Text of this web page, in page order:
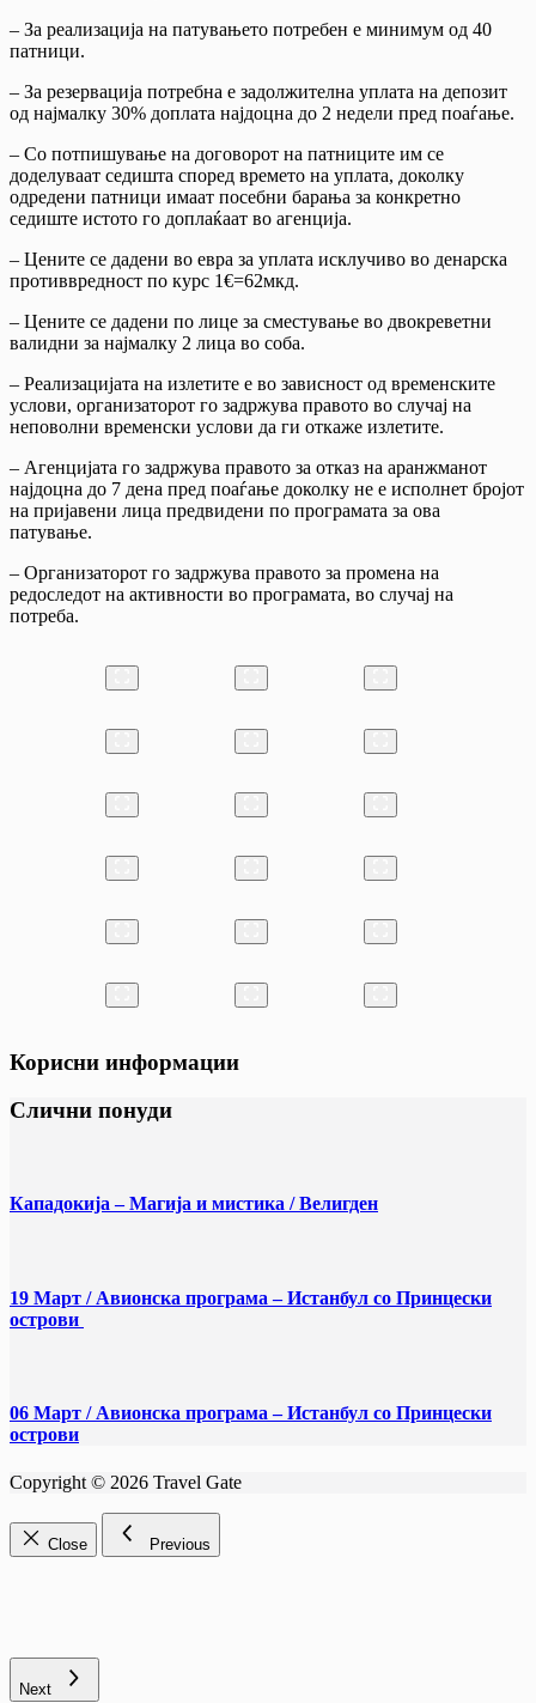
– За реализација на патувањето потребен е минимум од 40
патници.
– За резервација потребна е задолжителна уплата на депозит
од најмалку 30% доплата најдоцна до 2 недели пред поаѓање.
– Со потпишување на договорот на патниците им се
доделуваат седишта според времето на уплата, доколку
одредени патници имаат посебни барања за конкретно
седиште истото го доплаќаат во агенција.
– Цените се дадени во евра за уплата исклучиво во денарска
противвредност по курс 1€=62мкд.
– Цените се дадени по лице за сместување во двокреветни
валидни за најмалку 2 лица во соба.
– Реализацијата на излетите е во зависност од временските
услови, организаторот го задржува правото во случај на
неповолни временски услови да ги откаже излетите.
– Агенцијата го задржува правото за отказ на аранжманот
најдоцна до 7 дена пред поаѓање доколку не е исполнет бројот
на пријавени лица предвидени по програмата за ова
патување.
– Организаторот го задржува правото за промена на
редоследот на активности во програмата, во случај на
потреба.
Корисни информации
Слични понуди
Кападокија – Магија и мистика / Велигден
19 Март / Aвионска програма – Истанбул со Принцески
острови
06 Март / Aвионска програма – Истанбул со Принцески
острови
Copyright © 2026 Travel Gate
Close Previous
Next